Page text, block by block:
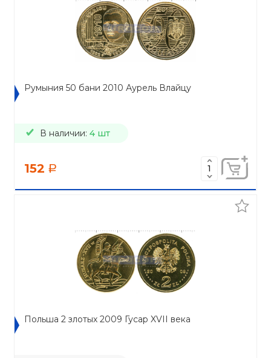
Румыния 50 бани 2010 Аурель Влайцу
В наличии: 4 шт
152 a
Польша 2 злотых 2009 Гусар XVII века